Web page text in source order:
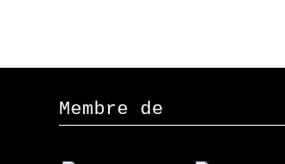
Membre de